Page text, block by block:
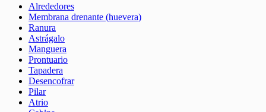
Alrededores
Membrana drenante (huevera)
Ranura
Astrágalo
Manguera
Prontuario
Tapadera
Desencofrar
Pilar
Atrio